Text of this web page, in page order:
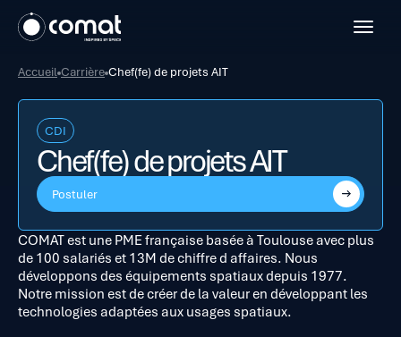
Open
Accueil Carrière Chef(fe) de projets AIT
CDI
Chef(fe) de projets AIT
Postuler
COMAT est une PME française basée à Toulouse avec plus
de 100 salariés et 13M de chiffre d affaires. Nous
développons des équipements spatiaux depuis 1977.
Notre mission est de créer de la valeur en développant les
technologies adaptées aux usages spatiaux.